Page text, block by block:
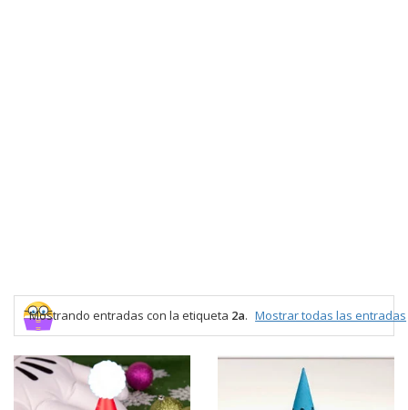
Mostrando entradas con la etiqueta 2a. Mostrar todas las entradas